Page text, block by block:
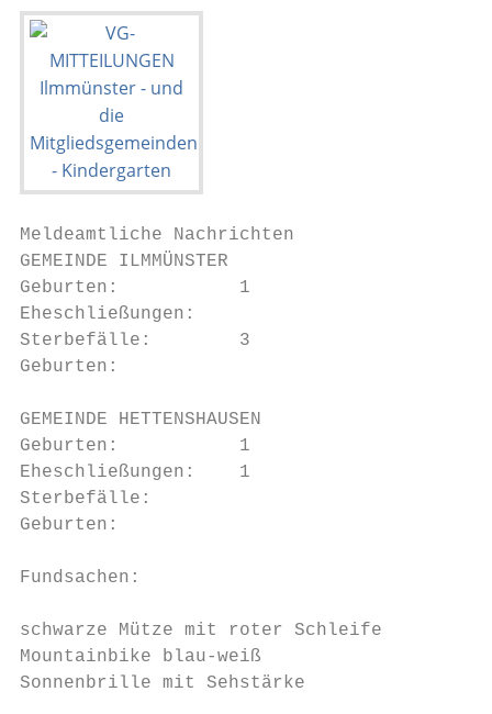
Meldeamtliche Nachrichten
GEMEINDE ILMMÜNSTER
Geburten:           1
Eheschließungen:
Sterbefälle:        3
Geburten:
GEMEINDE HETTENSHAUSEN
Geburten:           1
Eheschließungen:    1
Sterbefälle:
Geburten:
Fundsachen:
schwarze Mütze mit roter Schleife
Mountainbike blau-weiß
Sonnenbrille mit Sehstärke